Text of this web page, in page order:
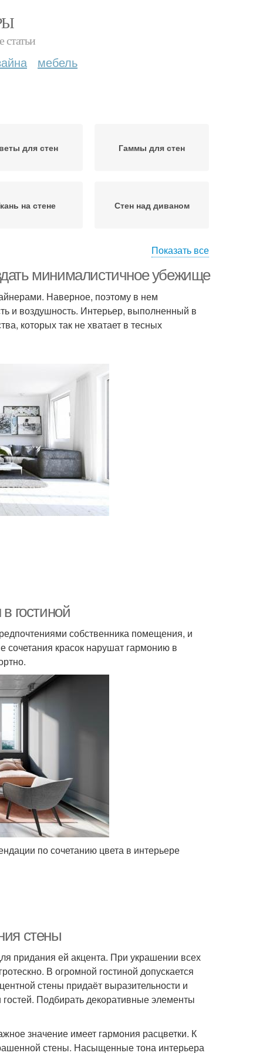
статьи
мебель
для стен Гаммы для стен
на стене Стен над диваном
в интерьере
Показать все
минималистичное убежище
Наверное, поэтому в нем
и воздушность. Интерьер, выполненный в
которых так не хватает в тесных
гостиной
собственника помещения, и
красок нарушат гармонию в
по сочетанию цвета в интерьере
стены
придания ей акцента. При украшении всех
В огромной гостиной допускается
стены придаёт выразительности и
Подбирать декоративные элементы
значение имеет гармония расцветки. К
стены. Насыщенные тона интерьера